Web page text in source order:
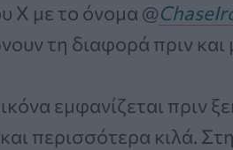
X με το όνομα @
τη διαφορά πριν
εμφανίζεται πριν
περισσότερα κιλά.